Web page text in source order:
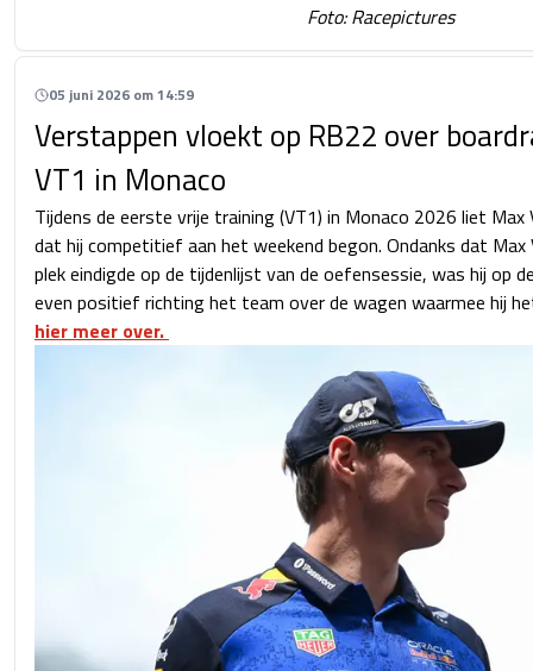
Foto: Racepictures
05 juni 2026 om 14:59
Verstappen vloekt op RB22 over
VT1 in Monaco
Tijdens de eerste vrije training (VT1) in Monaco 2026 liet
dat hij competitief aan het weekend begon. Ondanks dat Max
plek eindigde op de tijdenlijst van de oefensessie, was hij op
even positief richting het team over de wagen waarmee hij
hier meer over.